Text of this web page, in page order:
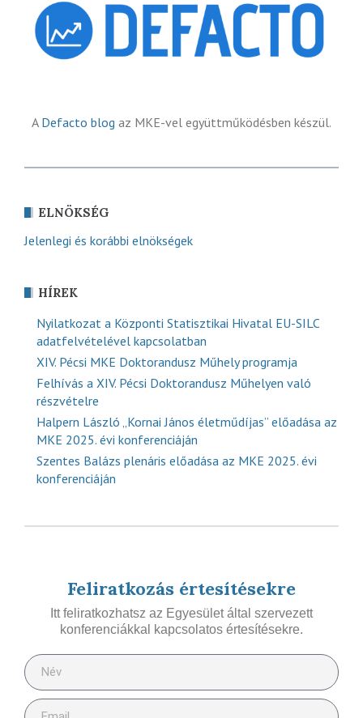
A Defacto blog az MKE-vel együttműködésben készül.
ELNÖKSÉG
Jelenlegi és korábbi elnökségek
HÍREK
Nyilatkozat a Központi Statisztikai Hivatal EU-SILC
adatfelvételével kapcsolatban
XIV. Pécsi MKE Doktorandusz Műhely programja
Felhívás a XIV. Pécsi Doktorandusz Műhelyen való
részvételre
Halpern László „Kornai János életműdíjas” előadása az
MKE 2025. évi konferenciáján
Szentes Balázs plenáris előadása az MKE 2025. évi
konferenciáján
Feliratkozás értesítésekre
Itt feliratkozhatsz az Egyesület által szervezett
konferenciákkal kapcsolatos értesítésekre.